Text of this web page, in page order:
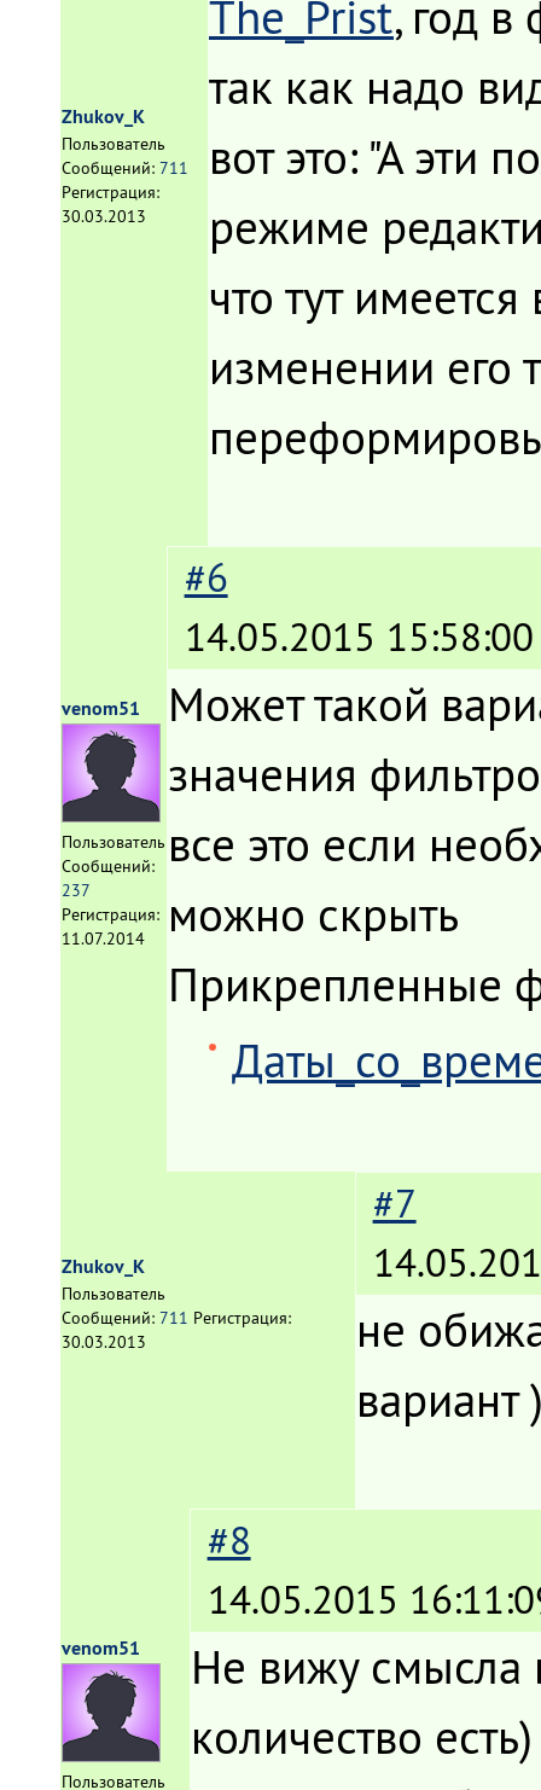
Zhukov_K
Пользователь
Сообщений: 711
Регистрация:
30.03.2013
The_Prist, год в
так как надо
вот это: "А эти
режиме
что тут
изменении его
venom51
Пользователь
Сообщений:
237
Регистрация:
11.07.2014
#6
14.05.2015 15:58:00
Может такой
значения
все это если
можно скрыть
Прикрепленные
Zhukov_K
Пользователь
Сообщений: 711 Регистрация:
30.03.2013
#7
не
вариант
venom51
Пользователь
#8
14.05.2015
Не вижу смысла
количество